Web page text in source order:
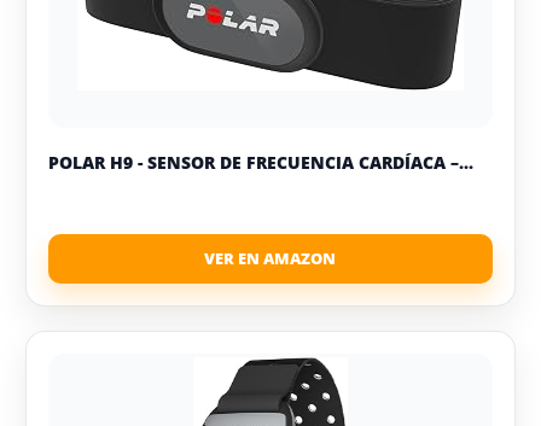
POLAR H9 - SENSOR DE FRECUENCIA CARDÍACA –...